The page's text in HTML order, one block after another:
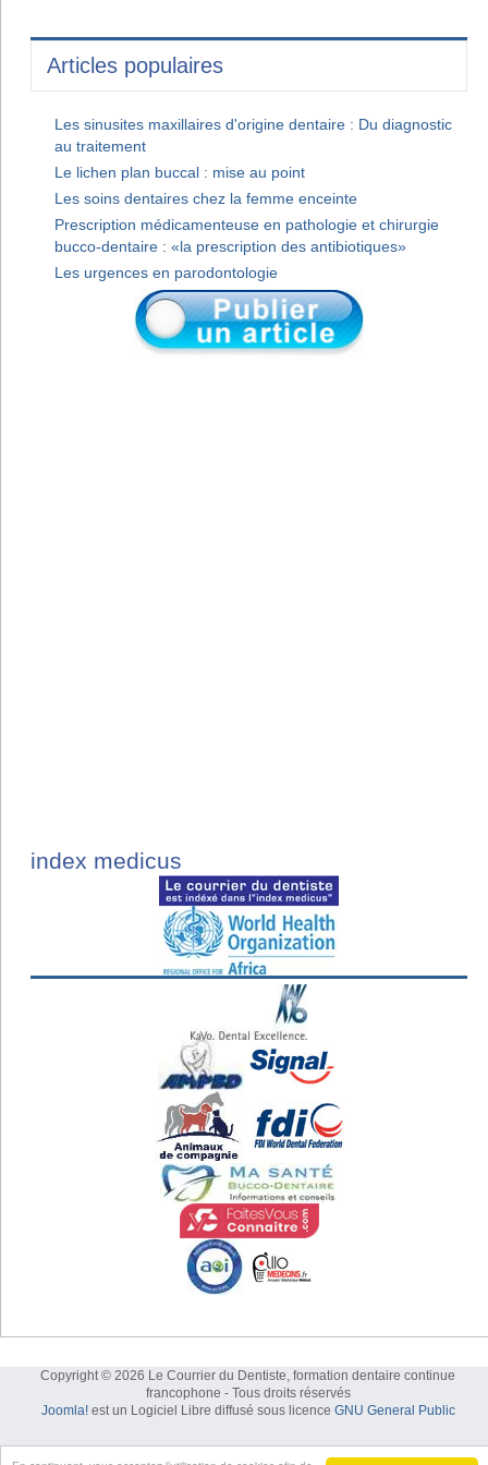
Articles populaires
Les sinusites maxillaires d'origine dentaire : Du diagnostic
au traitement
Le lichen plan buccal : mise au point
Les soins dentaires chez la femme enceinte
Prescription médicamenteuse en pathologie et chirurgie
bucco-dentaire : «la prescription des antibiotiques»
Les urgences en parodontologie
index medicus
Copyright © 2026 Le Courrier du Dentiste, formation dentaire continue
francophone - Tous droits réservés
Joomla!est un Logiciel Libre diffusé sous licence GNU General Public